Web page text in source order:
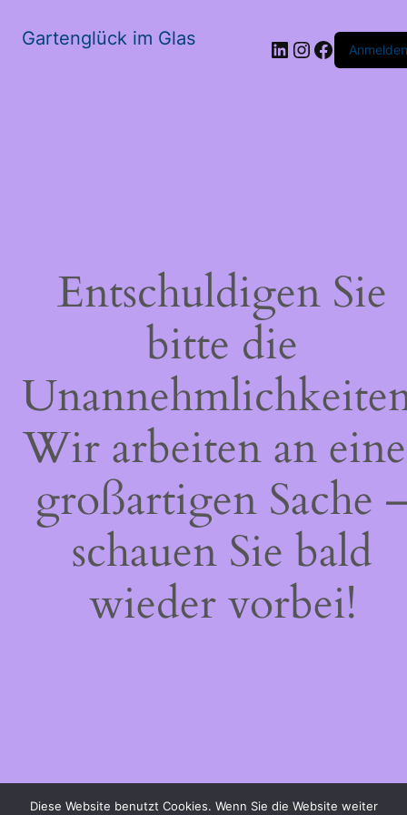
Gartenglück im Glas LinkedIn
Instagram
Anmelden
Entschuldigen Sie
bitte die
Wir arbeiten an
großartigen Sache
schauen Sie bald
wieder vorbei!
Diese Website benutzt Cookies. Wenn Sie die Website weiter